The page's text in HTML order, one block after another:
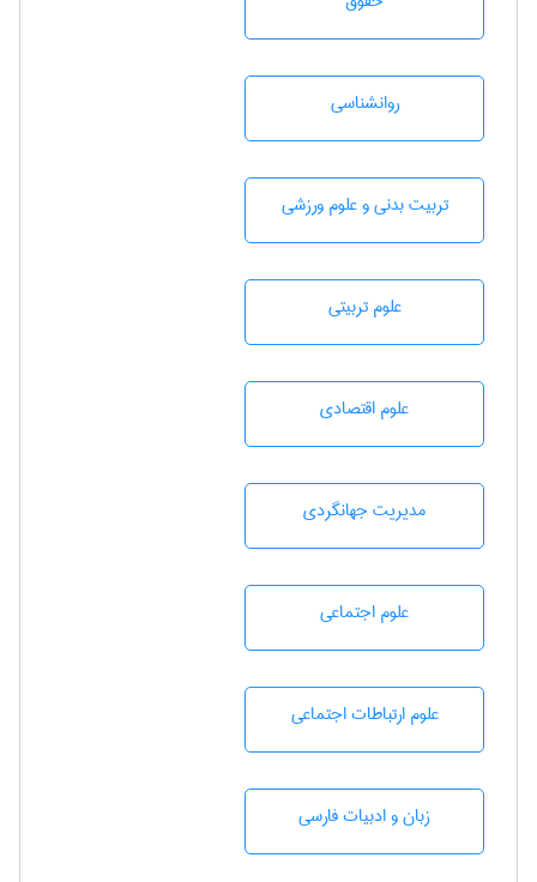
روانشناسی
تربيت بدنی و علوم ورزشی
علوم تربيتی
علوم اقتصادی
مديريت جهانگردی
علوم اجتماعی
علوم ارتباطات اجتماعی
زبان و ادبيات فارسی